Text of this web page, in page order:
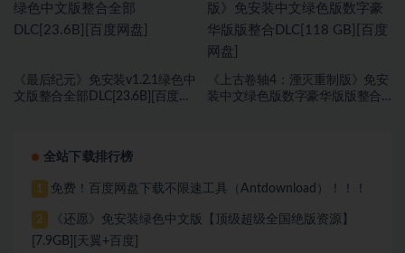
《最后纪元》免安装v1.2.1绿色中
文版整合全部DLC[23.6B][百度网
《上古卷轴4：湮灭重制版》免安
装中文绿色版数字豪华版版整合
全站下载排行榜
1 免费！百度网盘下载不限速工具（Antdownload）！！！
2
《还愿》免安装绿色中文版【顶级超级全国绝版资源】
[7.9GB][天翼+百度]